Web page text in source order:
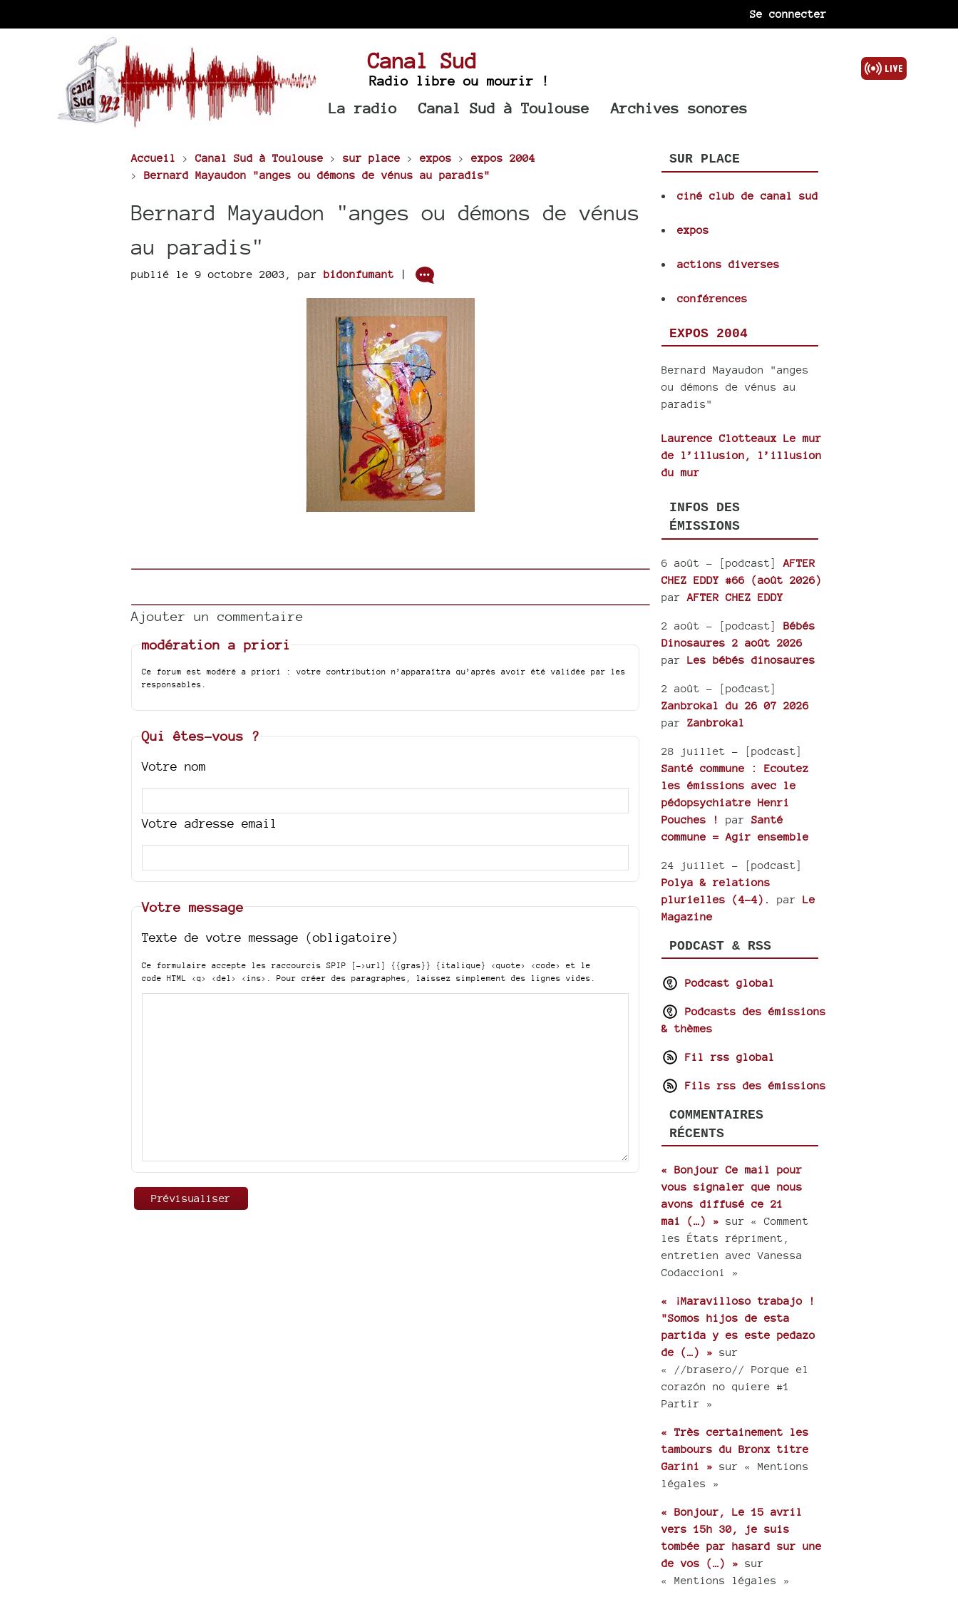
Se connecter
Canal Sud
Radio libre ou mourir !
La radio Canal Sud à Toulouse Archives sonores
Accueil >Canal Sud à Toulouse > sur place > expos > expos 2004
> Bernard Mayaudon "anges ou démons de vénus au paradis"
Bernard Mayaudon "anges ou démons de vénus
au paradis"
publié le 9 octobre 2003 par bidonfumant |
Ajouter un commentaire
modération a priori
Ce forum est modéré a priori : votre contribution n’apparaîtra qu’après avoir été validée par les
responsables.
Qui êtes-vous ?
Votre nom
Votre adresse email
Votre message
Texte de votre message (obligatoire)
Ce formulaire accepte les raccourcis SPIP [->url] {{gras}} {italique} <quote> <code>
et le
code HTML <q> <del> <ins> . Pour créer des paragraphes, laissez simplement des lignes vides.
SUR PLACE
ciné club de canal sud
expos
actions diverses
conférences
EXPOS 2004
Bernard Mayaudon "anges
ou démons de vénus au
paradis"
Laurence Clotteaux Le mur
de l’illusion, l’illusion
du mur
INFOS DES
ÉMISSIONS
6 août- [podcast]AFTER
CHEZ EDDY #66 (août 2026)
parAFTER CHEZ EDDY
2 août- [podcast]Bébés
Dinosaures 2 août 2026
parLes bébés dinosaures
2 août- [podcast]
Zanbrokal du 26 07 2026
parZanbrokal
28 juillet- [podcast]
Santé commune : Ecoutez
les émissions avec le
pédopsychiatre Henri
Pouches !
parSanté
commune = Agir ensemble
24 juillet- [podcast]
Polya & relations
plurielles (4-4).
parLe
Magazine
PODCAST & RSS
Podcast global
Podcasts des émissions
& thèmes
Fil rss global
Fils rss des émissions
COMMENTAIRES
RÉCENTS
« Bonjour Ce mail pour
vous signaler que nous
avons diffusé ce 21
mai (…) » sur « Comment
les États répriment,
entretien avec Vanessa
Codaccioni »
« ¡Maravilloso trabajo !
"Somos hijos de esta
partida y es este pedazo
de (…) » sur
« //brasero// Porque el
corazón no quiere #1
Partir »
« Très certainement les
tambours du Bronx titre
Garini » sur « Mentions
légales »
« Bonjour, Le 15 avril
vers 15h 30, je suis
tombée par hasard sur une
de vos (…) » sur
« Mentions légales »